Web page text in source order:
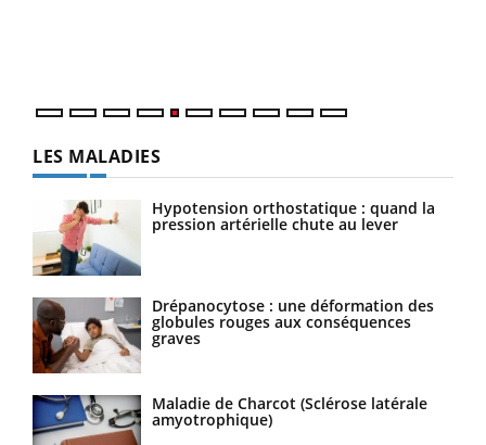
LES MALADIES
Hypotension orthostatique : quand la
pression artérielle chute au lever
Drépanocytose : une déformation des
globules rouges aux conséquences
graves
Maladie de Charcot (Sclérose latérale
amyotrophique)